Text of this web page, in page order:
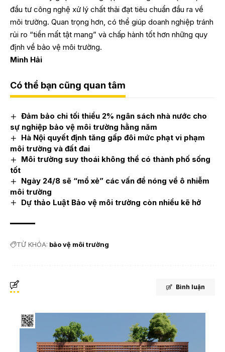
đầu tư công nghệ xử lý chất thải đạt tiêu chuẩn đầu ra về
môi trường. Quan trọng hơn, có thể giúp doanh nghiệp tránh
rủi ro “tiền mất tật mang” và chấp hành tốt hơn những quy
định về bảo vệ môi trường.
Minh Hải
Có thể bạn cũng quan tâm
Đảm bảo chi tối thiểu 2% ngân sách nhà nước cho
sự nghiệp bảo vệ môi trường hằng năm
Hà Nội quyết định tăng gấp đôi mức phạt vi phạm
môi trường và đất đai
Môi trường suy thoái không thể có thành phố sống
tốt
Ngày 24/8 sẽ “mổ xẻ” các vấn đề nóng về ô nhiễm
môi trường
Dự thảo Luật Bảo vệ môi trường còn nhiều kẽ hở
TỪ KHÓA: bảo vệ môi trường
Bình luận